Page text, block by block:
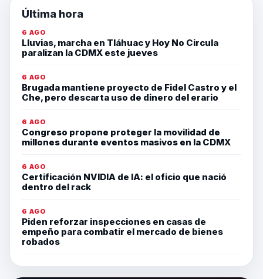
Última hora
6 AGO
Lluvias, marcha en Tláhuac y Hoy No Circula
paralizan la CDMX este jueves
6 AGO
Brugada mantiene proyecto de Fidel Castro y el
Che, pero descarta uso de dinero del erario
6 AGO
Congreso propone proteger la movilidad de
millones durante eventos masivos en la CDMX
6 AGO
Certificación NVIDIA de IA: el oficio que nació
dentro del rack
6 AGO
Piden reforzar inspecciones en casas de
empeño para combatir el mercado de bienes
robados